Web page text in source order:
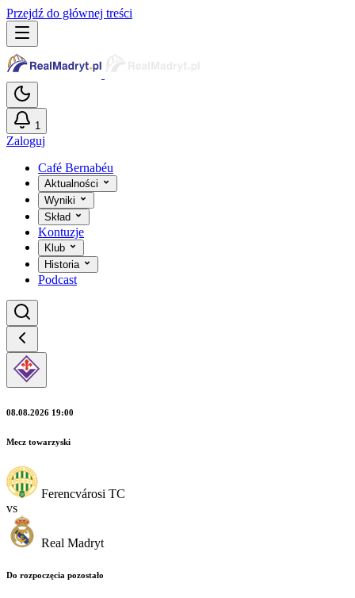
Przejdź do głównej treści
1
Zaloguj
Café Bernabéu
Aktualności
Wyniki
Skład
Kontuzje
Klub
Historia
Podcast
08.08.2026 19:00
Mecz towarzyski
Ferencvárosi TC
vs
Real Madryt
Do rozpoczęcia pozostało